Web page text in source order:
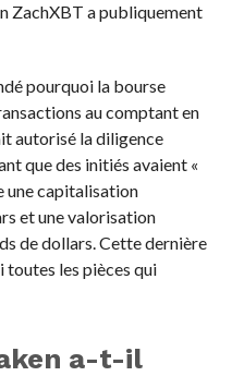
ZachXBT a publiquement
pourquoi la bourse
au comptant en
autorisé la diligence
que des initiés avaient «
une capitalisation
et une valorisation
de dollars. Cette dernière
toutes les pièces qui
a-t-il